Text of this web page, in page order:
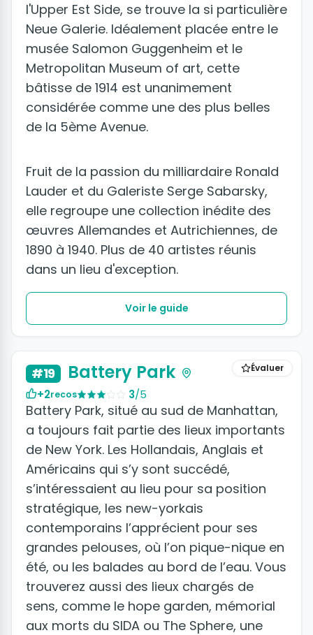
l'Upper Est Side, se trouve la si particulière
Neue Galerie. Idéalement placée entre le
musée Salomon Guggenheim et le
Metropolitan Museum of art, cette
bâtisse de 1914 est unanimement
considérée comme une des plus belles
de la 5ème Avenue.
Fruit de la passion du milliardaire Ronald
Lauder et du Galeriste Serge Sabarsky,
elle regroupe une collection inédite des
œuvres Allemandes et Autrichiennes, de
1890 à 1940. Plus de 40 artistes réunis
dans un lieu d'exception.
Voir le guide
Évaluer
#19 Battery Park
+2recos 3/5
Battery Park, situé au sud de Manhattan,
a toujours fait partie des lieux importants
de New York. Les Hollandais, Anglais et
Américains qui s’y sont succédé,
s’intéressaient au lieu pour sa position
stratégique, les new-yorkais
contemporains l’apprécient pour ses
grandes pelouses, où l’on pique-nique en
été, ou les balades au bord de l’eau. Vous
trouverez aussi des lieux chargés de
sens, comme le hope garden, mémorial
aux morts du SIDA ou The Sphere, une